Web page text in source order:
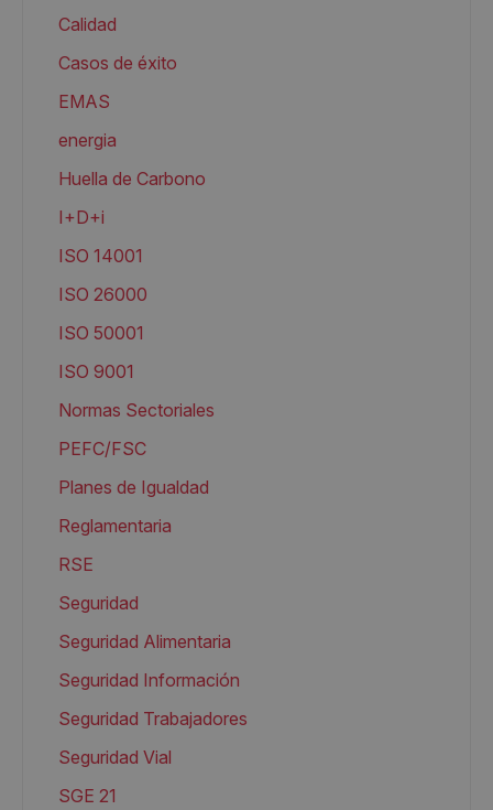
Calidad
Casos de éxito
EMAS
energia
Huella de Carbono
I+D+i
ISO 14001
ISO 26000
ISO 50001
ISO 9001
Normas Sectoriales
PEFC/FSC
Planes de Igualdad
Reglamentaria
RSE
Seguridad
Seguridad Alimentaria
Seguridad Información
Seguridad Trabajadores
Seguridad Vial
SGE 21